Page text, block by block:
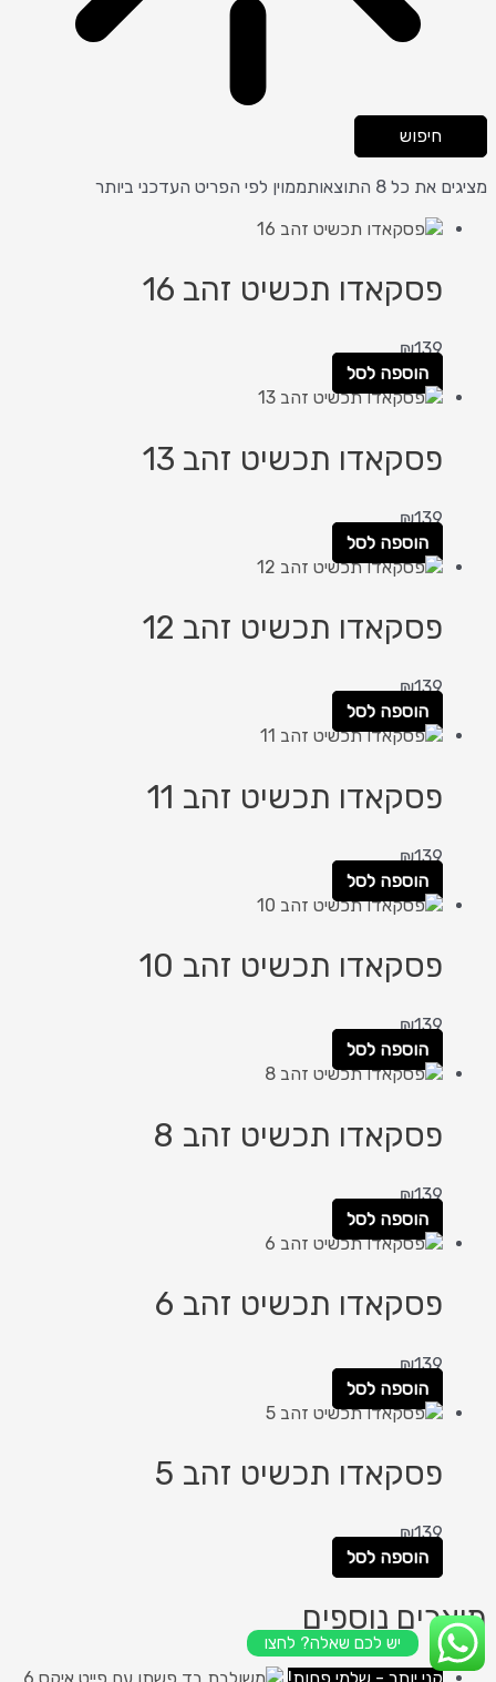
חיפוש
מציגים את כל ⁦8⁩ התוצאות ממוין לפי הפריט העדכני ביותר
פסקאדו תכשיט זהב 16
₪139
הוספה לסל
פסקאדו תכשיט זהב 13
₪139
הוספה לסל
פסקאדו תכשיט זהב 12
₪139
הוספה לסל
פסקאדו תכשיט זהב 11
₪139
הוספה לסל
פסקאדו תכשיט זהב 10
₪139
הוספה לסל
פסקאדו תכשיט זהב 8
₪139
הוספה לסל
פסקאדו תכשיט זהב 6
₪139
הוספה לסל
פסקאדו תכשיט זהב 5
₪139
הוספה לסל
מוצרים נוספים
קני יותר - שלמי פחות!
יש לכם שאלה? לחצו